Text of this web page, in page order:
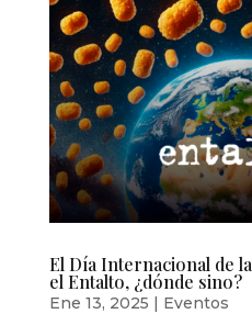
El Día Internacional de
el Entalto, ¿dónde sino?
Ene 13, 2025 | Eventos